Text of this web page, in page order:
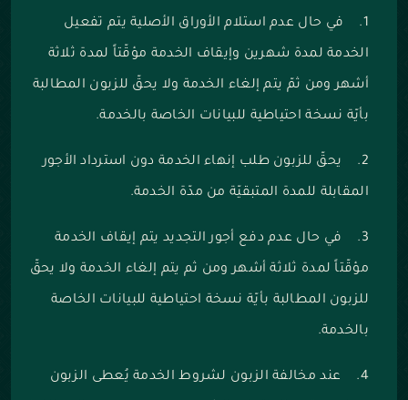
1. في حال عدم استلام الأوراق الأصلية يتم تفعيل
الخدمة لمدة شهرين وإيقاف الخدمة مؤقّتاً لمدة ثلاثة
أشهر ومن ثمّ يتم إلغاء الخدمة ولا يحقّ للزبون المطالبة
بأيّة نسخة احتياطية للبيانات الخاصة بالخدمة.
2. يحقّ للزبون طلب إنهاء الخدمة دون استرداد الأجور
المقابلة للمدة المتبقيّة من مدّة الخدمة.
3. في حال عدم دفع أجور التجديد يتم إيقاف الخدمة
مؤقّتاً لمدة ثلاثة أشهر ومن ثم يتم إلغاء الخدمة ولا يحقّ
للزبون المطالبة بأيّة نسخة احتياطية للبيانات الخاصة
بالخدمة.
4. عند مخالفة الزبون لشروط الخدمة يُعطى الزبون